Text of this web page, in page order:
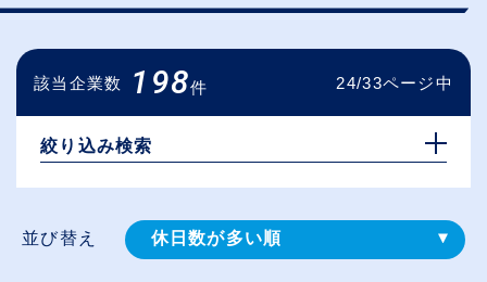
該当企業数 198件 24/33ページ中
絞り込み検索
並び替え 休日数が多い順